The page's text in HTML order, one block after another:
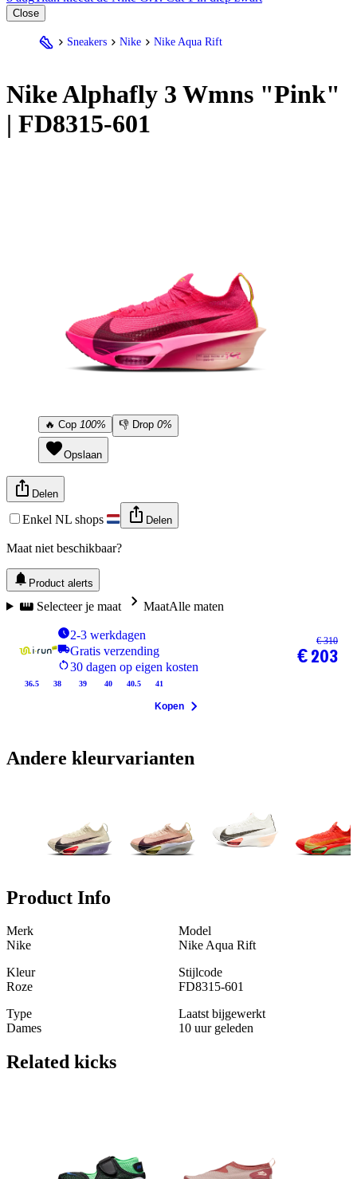
Close
Sneakers Nike Nike Aqua Rift
NikeAlphafly 3 Wmns "Pink"
| FD8315-601
🔥 Cop 100% 👎 Drop 0%
Opslaan
Delen
Enkel NL shops Delen
Maat niet beschikbaar?
Product alerts
Selecteer je maat MaatAlle maten
2-3 werkdagen
Gratis verzending
30 dagen op eigen kosten
36.5 38 39 40 40.5 41
€ 310
€ 203
Kopen
Andere kleurvarianten
Product Info
Merk
Nike
Model
Nike Aqua Rift
Kleur
Roze
Stijlcode
FD8315-601
Type
Dames
Laatst bijgewerkt
10 uur geleden
Related kicks